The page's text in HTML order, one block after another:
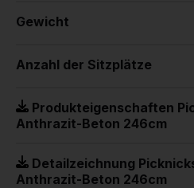
Gewicht
Anzahl der Sitzplätze
Produkteigenschaften
Anthrazit-Beton 246cm
Detailzeichnung
Anthrazit-Beton 246cm